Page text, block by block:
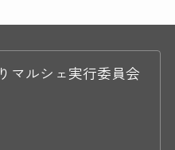
マルシェ実行委員会